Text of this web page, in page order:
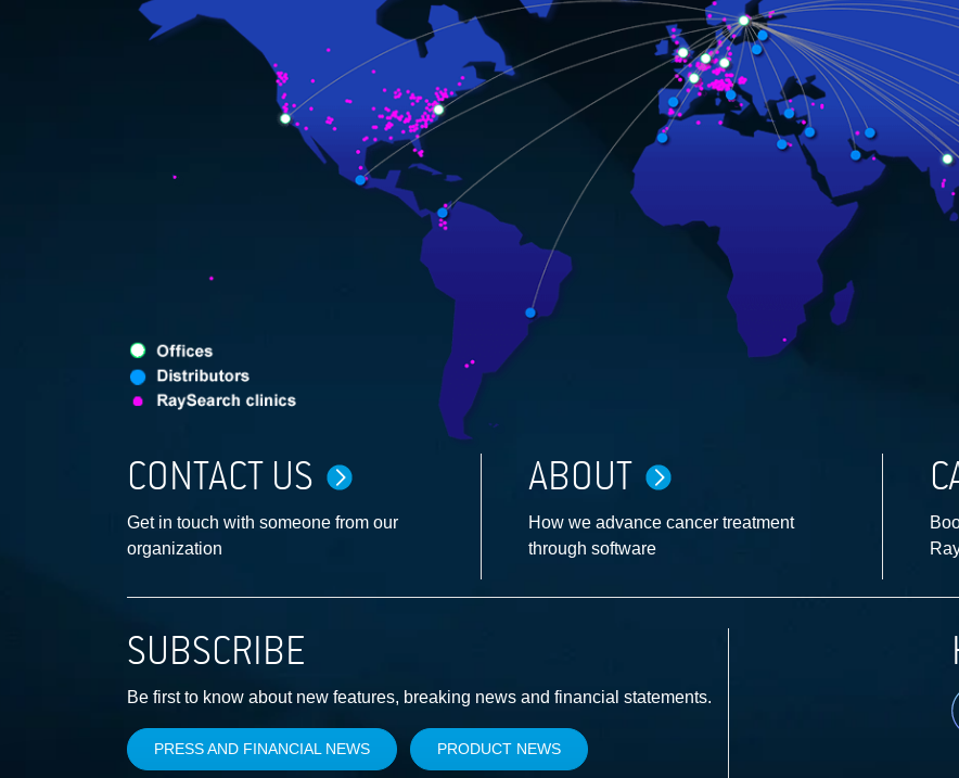
CONTACT US
Get in touch with someone from our
organization
ABOUT
How we advance cancer treatment
through software
SUBSCRIBE
Be first to know about new features, breaking news and financial statements.
PRESS AND FINANCIAL NEWS PRODUCT NEWS